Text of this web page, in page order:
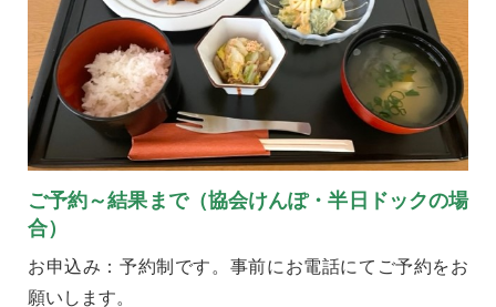
ご予約～結果まで（協会けんぽ・半日ドックの場
合）
お申込み：予約制です。事前にお電話にてご予約をお
願いします。